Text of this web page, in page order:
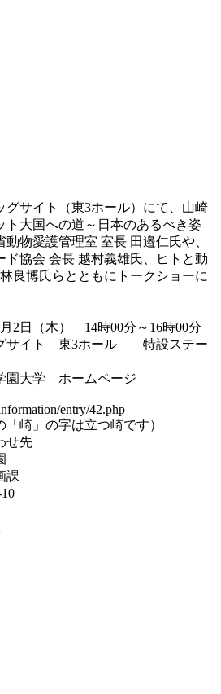
グサイト（東3ホール）にて、山崎
ト大国への道～日本のあるべき姿
物愛護管理室 室長 田邉仁氏や、
ド協会 会長 越村義雄氏、ヒトと動
良博氏らとともにトークショーに
2日（木） 14時00分～16時00分
サイト 東3ホール 特設ステー
大学 ホームページ
entry/42.php
「崎」の字は立つ崎です）
せ先
課